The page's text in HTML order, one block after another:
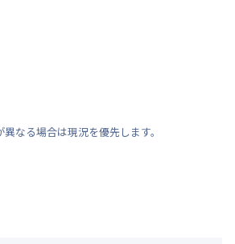
なる場合は現況を優先します。